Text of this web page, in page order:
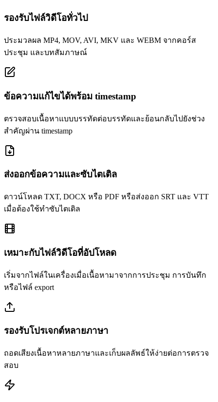
รองรับไฟล์วิดีโอทั่วไป
ประมวลผล MP4, MOV, AVI, MKV และ WEBM จากคอร์ส
ประชุม และบทสัมภาษณ์
ข้อความแก้ไขได้พร้อม timestamp
ตรวจสอบเนื้อหาแบบบรรทัดต่อบรรทัดและย้อนกลับไปยังช่วง
สำคัญผ่าน timestamp
ส่งออกข้อความและซับไตเติล
ดาวน์โหลด TXT, DOCX หรือ PDF หรือส่งออก SRT และ VTT
เมื่อต้องใช้ทำซับไตเติล
เหมาะกับไฟล์วิดีโอที่อัปโหลด
เริ่มจากไฟล์ในเครื่องเมื่อเนื้อหามาจากการประชุม การบันทึก
หรือไฟล์ export
รองรับโปรเจกต์หลายภาษา
ถอดเสียงเนื้อหาหลายภาษาและเก็บผลลัพธ์ให้ง่ายต่อการตรวจ
สอบ